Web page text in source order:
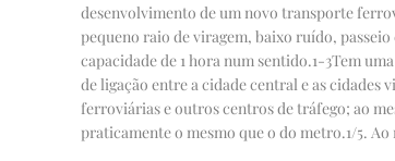
desenvolvimento de um novo transporte
pequeno raio de viragem, baixo ruído,
capacidade de 1 hora num sentido.1-3Tem
de ligação entre a cidade central e as cidades
ferroviárias e outros centros de tráfego; ao
praticamente o mesmo que o do metro.1/5. Ao